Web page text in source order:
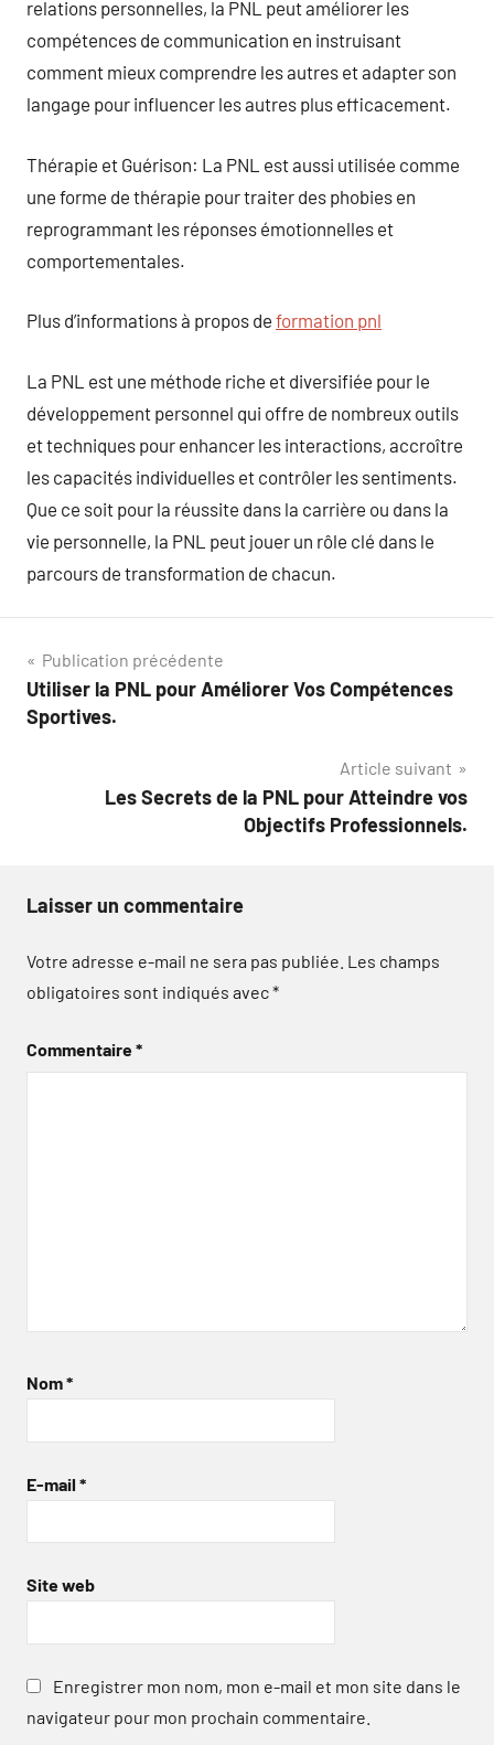
relations personnelles, la PNL peut améliorer les
compétences de communication en instruisant
comment mieux comprendre les autres et adapter son
langage pour influencer les autres plus efficacement.
Thérapie et Guérison: La PNL est aussi utilisée comme
une forme de thérapie pour traiter des phobies en
reprogrammant les réponses émotionnelles et
comportementales.
Plus d’informations à propos de formation pnl
La PNL est une méthode riche et diversifiée pour le
développement personnel qui offre de nombreux outils
et techniques pour enhancer les interactions, accroître
les capacités individuelles et contrôler les sentiments.
Que ce soit pour la réussite dans la carrière ou dans la
vie personnelle, la PNL peut jouer un rôle clé dans le
parcours de transformation de chacun.
Navigation
de
Publication précédente
Utiliser la PNL pour Améliorer Vos Compétences
Sportives.
Article suivant
Les Secrets de la PNL pour Atteindre vos
Objectifs Professionnels.
Laisser un commentaire
Votre adresse e-mail ne sera pas publiée. Les champs
obligatoires sont indiqués avec*
Commentaire*
Nom*
E-mail *
Site web
Enregistrer mon nom, mon e-mail et mon site dans le
navigateur pour mon prochain commentaire.